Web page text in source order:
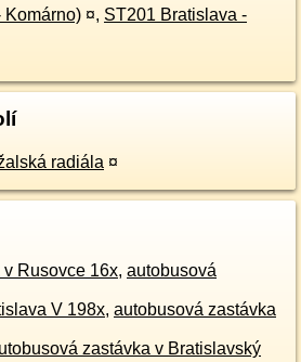
Komárno) ¤, ST201 Bratislava -
radiála ¤
Rusovce 16x, autobusová
V 198x, autobusová zastávka
zastávka v Bratislavský